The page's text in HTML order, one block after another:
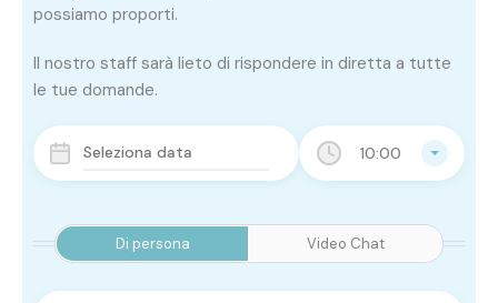
10:00
Di persona Video Chat
possiamo proporti.
Il nostro staff sarà lieto di rispondere in diretta a tutte
le tue domande.